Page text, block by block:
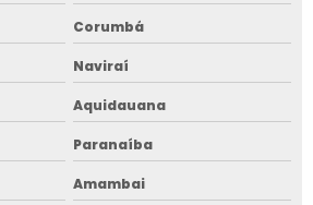
Corumbá
Naviraí
Aquidauana
Paranaíba
Amambai